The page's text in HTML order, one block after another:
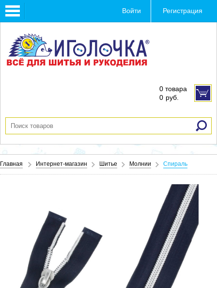
Toggle
navigation
Войти Регистрация
0 товара
0 руб.
Главная Интернет-магазин Шитье Молнии Спираль